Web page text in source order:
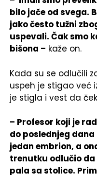
bilo jače od svega.
jako često tužni
uspevali. Čak smo
bišona – kaže on.
Kada su se odlučili
uspeh je stigao već
je stigla i vest da
– Profesor koji je
do poslednjeg
jedan embrion, a
trenutku odlučio
pala sa stolice.